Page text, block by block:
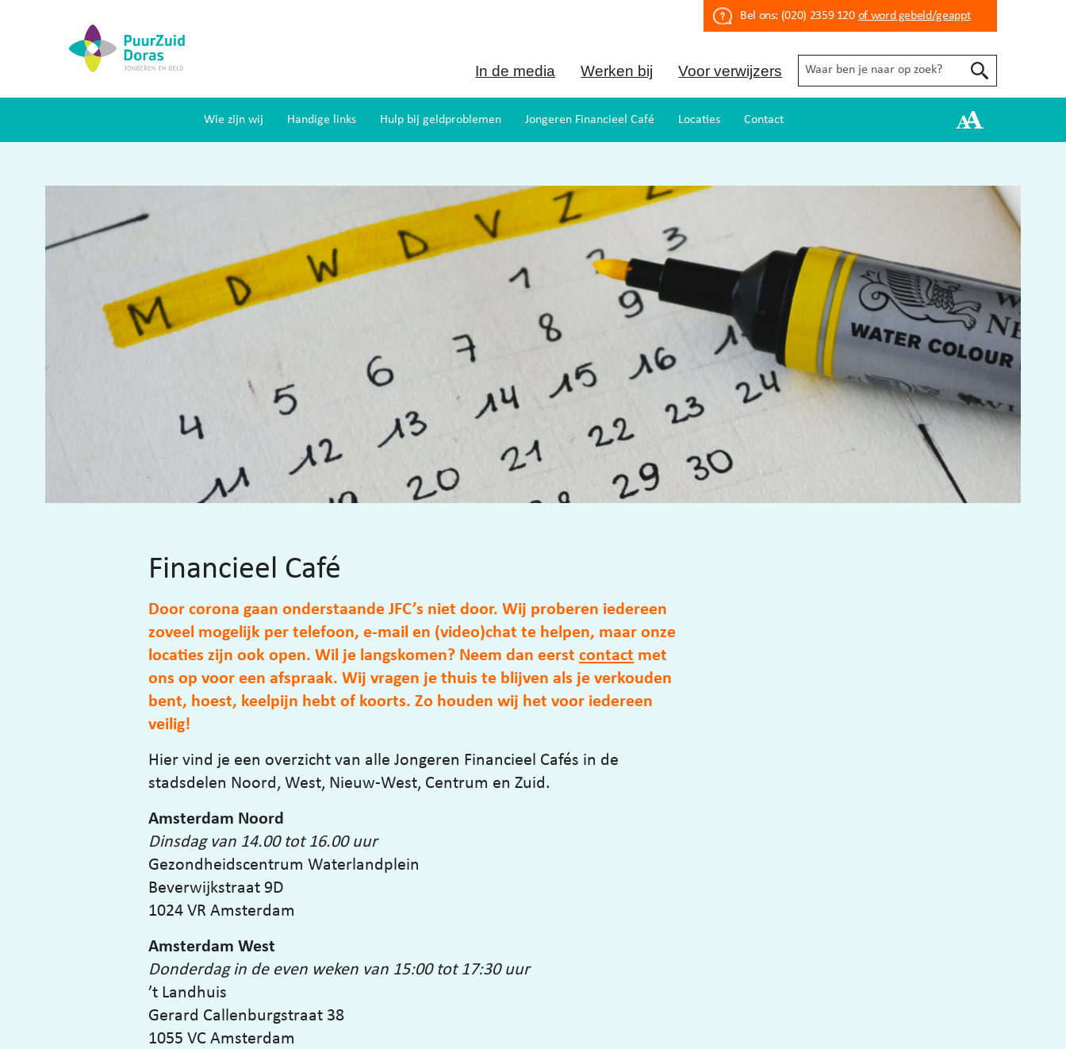
Bel ons: (020) 2359 120 of word gebeld/geappt
In de media Werken bij Voor verwijzers
Wie zijn wij Handige links Hulp bij geldproblemen Jongeren Financieel Café Locaties Contact
Financieel Café
Door corona gaan onderstaande JFC’s niet door. Wij proberen iedereen
zoveel mogelijk per telefoon, e-mail en (video)chat te helpen, maar onze
locaties zijn ook open. Wil je langskomen? Neem dan eerst contact met
ons op voor een afspraak. Wij vragen je thuis te blijven als je verkouden
bent, hoest, keelpijn hebt of koorts. Zo houden wij het voor iedereen
veilig!
Hier vind je een overzicht van alle Jongeren Financieel Cafés in de
stadsdelen Noord, West, Nieuw-West, Centrum en Zuid.
Amsterdam Noord
Dinsdag van 14.00 tot 16.00 uur
Gezondheidscentrum Waterlandplein
Beverwijkstraat 9D
1024 VR Amsterdam
Amsterdam West
Donderdag in de even weken van 15:00 tot 17:30 uur
’t Landhuis
Gerard Callenburgstraat 38
1055 VC Amsterdam